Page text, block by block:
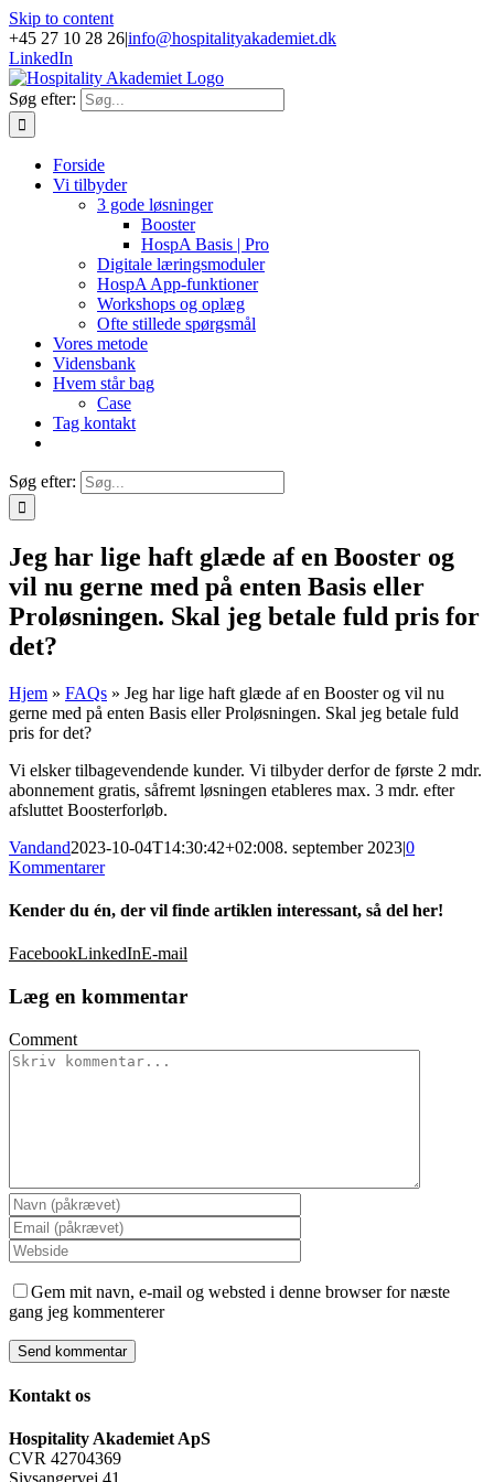
Skip to content
+45 27 10 28 26|info@hospitalityakademiet.dk
LinkedIn
Søg efter:
Forside
Vi tilbyder
3 gode løsninger
Booster
HospA Basis | Pro
Digitale læringsmoduler
HospA App-funktioner
Workshops og oplæg
Ofte stillede spørgsmål
Vores metode
Vidensbank
Hvem står bag
Case
Tag kontakt
Søg efter:
Jeg har lige haft glæde af en Booster og
vil nu gerne med på enten Basis eller
Proløsningen. Skal jeg betale fuld pris for
det?
Hjem » FAQs » Jeg har lige haft glæde af en Booster og vil nu
gerne med på enten Basis eller Proløsningen. Skal jeg betale fuld
pris for det?
Vi elsker tilbagevendende kunder. Vi tilbyder derfor de første 2 mdr.
abonnement gratis, såfremt løsningen etableres max. 3 mdr. efter
afsluttet Boosterforløb.
Vandand2023-10-04T14:30:42+02:008. september 2023|0
Kommentarer
Kender du én, der vil finde artiklen interessant, så del her!
FacebookLinkedInE-mail
Læg en kommentar
Comment
Gem mit navn, e-mail og websted i denne browser for næste
gang jeg kommenterer
Kontakt os
Hospitality Akademiet ApS
CVR 42704369